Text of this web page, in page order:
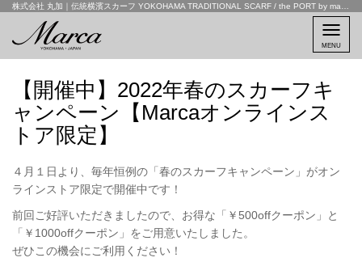
MENU
【開催中】2022年春のスカーフキ
ャンペーン【Marcaオンラインス
トア限定】
４月１日より、毎年恒例の「春のスカーフキャンペーン」がオン
ラインストア限定で開催中です！
前回ご好評いただきましたので、お得な「￥500offクーポン」と
「￥1000offクーポン」をご用意いたしました。
ぜひこの機会にご利用ください！